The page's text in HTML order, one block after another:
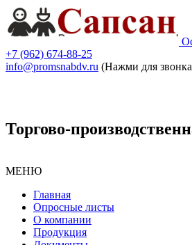
+7 (962) 674-88-25
info@promsnabdv.ru (Нажми для
Торгово-
МЕНЮ
Главная
Опросные листы
О компании
Продукция